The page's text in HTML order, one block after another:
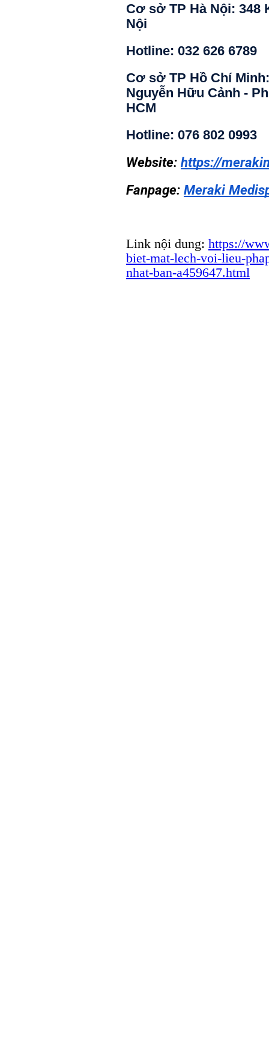
Cơ sở TP Hà Nội: 348
Nội
Hotline: 032 626 6789
Cơ sở TP Hồ Chí
Nguyễn Hữu Cảnh -
HCM
Hotline: 076 802 0993
Website: https://
Fanpage: Meraki
Link nội dung: https://
biet-mat-lech-voi-lieu-
nhat-ban-a459647.html